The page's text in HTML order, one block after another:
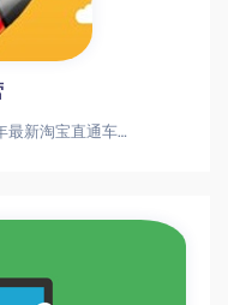
2020年最新淘宝直通车训练营2020年最新淘宝直通车训练营